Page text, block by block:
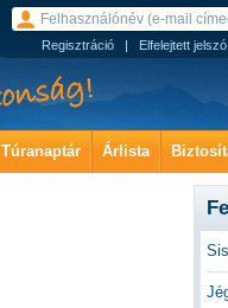
Regisztráció | Elfelejtett jelszó
Túranaptár Árlista